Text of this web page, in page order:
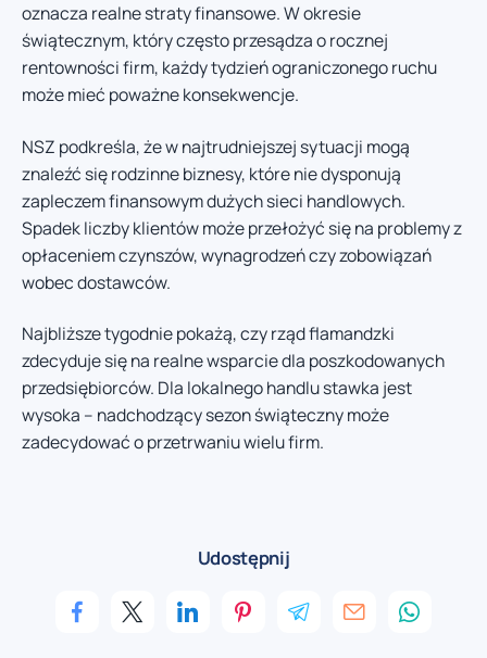
oznacza realne straty finansowe. W okresie
świątecznym, który często przesądza o rocznej
rentowności firm, każdy tydzień ograniczonego ruchu
może mieć poważne konsekwencje.
NSZ podkreśla, że w najtrudniejszej sytuacji mogą
znaleźć się rodzinne biznesy, które nie dysponują
zapleczem finansowym dużych sieci handlowych.
Spadek liczby klientów może przełożyć się na problemy z
opłaceniem czynszów, wynagrodzeń czy zobowiązań
wobec dostawców.
Najbliższe tygodnie pokażą, czy rząd flamandzki
zdecyduje się na realne wsparcie dla poszkodowanych
przedsiębiorców. Dla lokalnego handlu stawka jest
wysoka – nadchodzący sezon świąteczny może
zadecydować o przetrwaniu wielu firm.
Udostępnij